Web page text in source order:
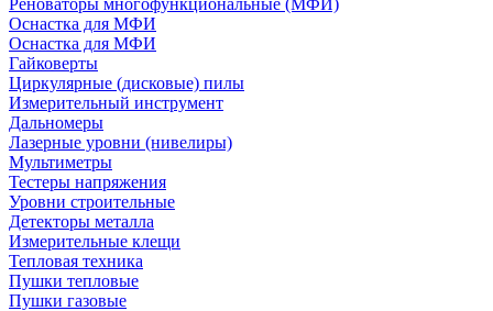
Реноваторы многофункциональные (МФИ)
Оснастка для МФИ
Оснастка для МФИ
Гайковерты
Циркулярные (дисковые) пилы
Измерительный инструмент
Дальномеры
Лазерные уровни (нивелиры)
Мультиметры
Тестеры напряжения
Уровни строительные
Детекторы металла
Измерительные клещи
Тепловая техника
Пушки тепловые
Пушки газовые